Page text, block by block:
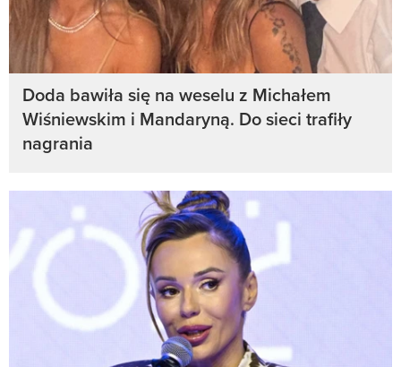
Doda bawiła się na weselu z Michałem
Wiśniewskim i Mandaryną. Do sieci trafiły
nagrania